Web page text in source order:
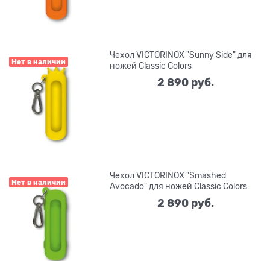
Нет в наличии
Чехол VICTORINOX "Sunny Side" для
ножей Classic Colors
2 890 руб.
Нет в наличии
Чехол VICTORINOX "Smashed
Avocado" для ножей Classic Colors
2 890 руб.